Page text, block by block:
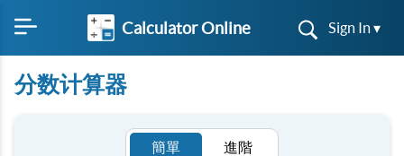
Calculator Online Sign In ▾
分数计算器
簡單 進階